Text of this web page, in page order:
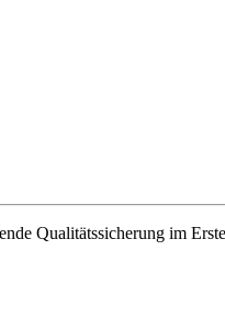
Qualitätssicherung im